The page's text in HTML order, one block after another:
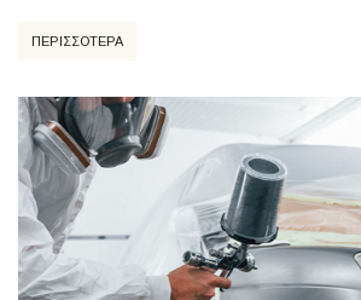
ΠΕΡΙΣΣΟΤΕΡΑ